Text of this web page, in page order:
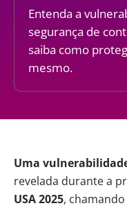
Entenda a
segurança de
saiba como
mesmo.
Uma
revelada durante a
USA 2025,